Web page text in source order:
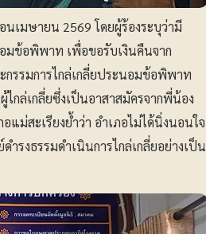
นเมษายน 2569 โดยผู้ร้องระบุว่ามี
มข้อพิพาท เพื่อขอรับเงินคืนจาก
กรรมการไกล่เกลี่ยประนอมข้อพิพาท
กล่เกลี่ยซึ่งเป็นอาสาสมัครจากพี่น้อง
ม่สะเรียงย้ำว่า อำเภอไม่ได้นิ่งนอนใจ
รงธรรมดำเนินการไกล่เกลี่ยอย่างเป็น